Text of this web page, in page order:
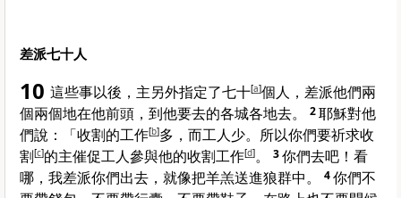
差派七十人
10 這些事以後，主另外指定了七十[a]個人，差派他們兩
個兩個地在他前頭，到他要去的各城各地去。
2耶穌對他
們說：
「收割的工作[b]多，而工人少。所以你們要祈求收
割[c]的主催促工人參與他的收割工作[d]。 3你們去吧！看
哪，我差派你們出去，就像把羊羔送進狼群中。
4你們不